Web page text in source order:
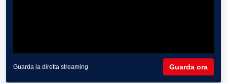
Guarda la diretta streaming Guarda ora